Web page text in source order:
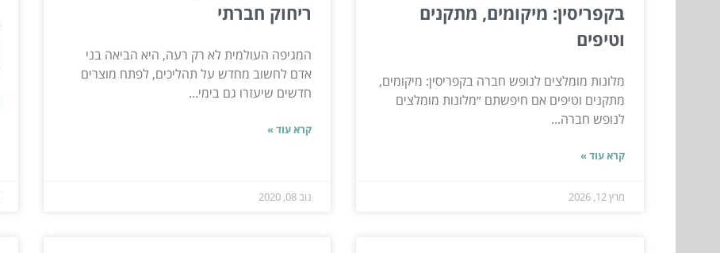
בקפריסין: מיקומים, מתקנים
וטיפים
מלונות מומלצים לנופש חברה בקפריסין: מיקומים,
מתקנים וטיפים אם חיפשתם ״מלונות מומלצים
לנופש חברה...
קרא עוד »
מרץ 12, 2026
ריחוק חברתי
המגיפה העולמית לא רק רעה, היא הביאה בני
אדם לחשוב מחדש על תהליכים, לפתח מוצרים
חדשים שיעזרו גם בימי...
קרא עוד »
נוב 08, 2020